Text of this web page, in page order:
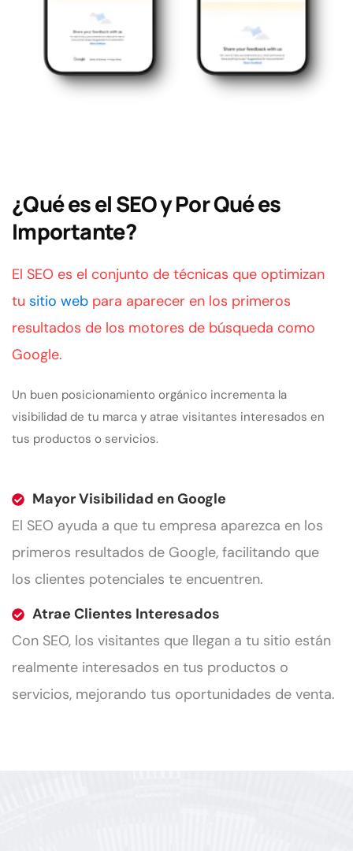
¿Qué es el SEO y Por Qué es
Importante?
El SEO es el conjunto de técnicas que optimizan
tu sitio web para aparecer en los primeros
resultados de los motores de búsqueda como
Google.
Un buen posicionamiento orgánico incrementa la
visibilidad de tu marca y atrae visitantes interesados en
tus productos o servicios.
Mayor Visibilidad en Google
El SEO ayuda a que tu empresa aparezca en los
primeros resultados de Google, facilitando que
los clientes potenciales te encuentren.
Atrae Clientes Interesados
Con SEO, los visitantes que llegan a tu sitio están
realmente interesados en tus productos o
servicios, mejorando tus oportunidades de venta.